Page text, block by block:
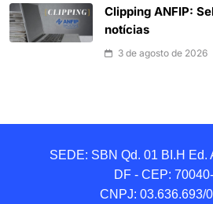
Clipping ANFIP:
notícias
3 de agosto de 2026
SEDE: SBN Qd. 01 BI.H Ed.
DF - CEP:
CNPJ: 03.636.693/